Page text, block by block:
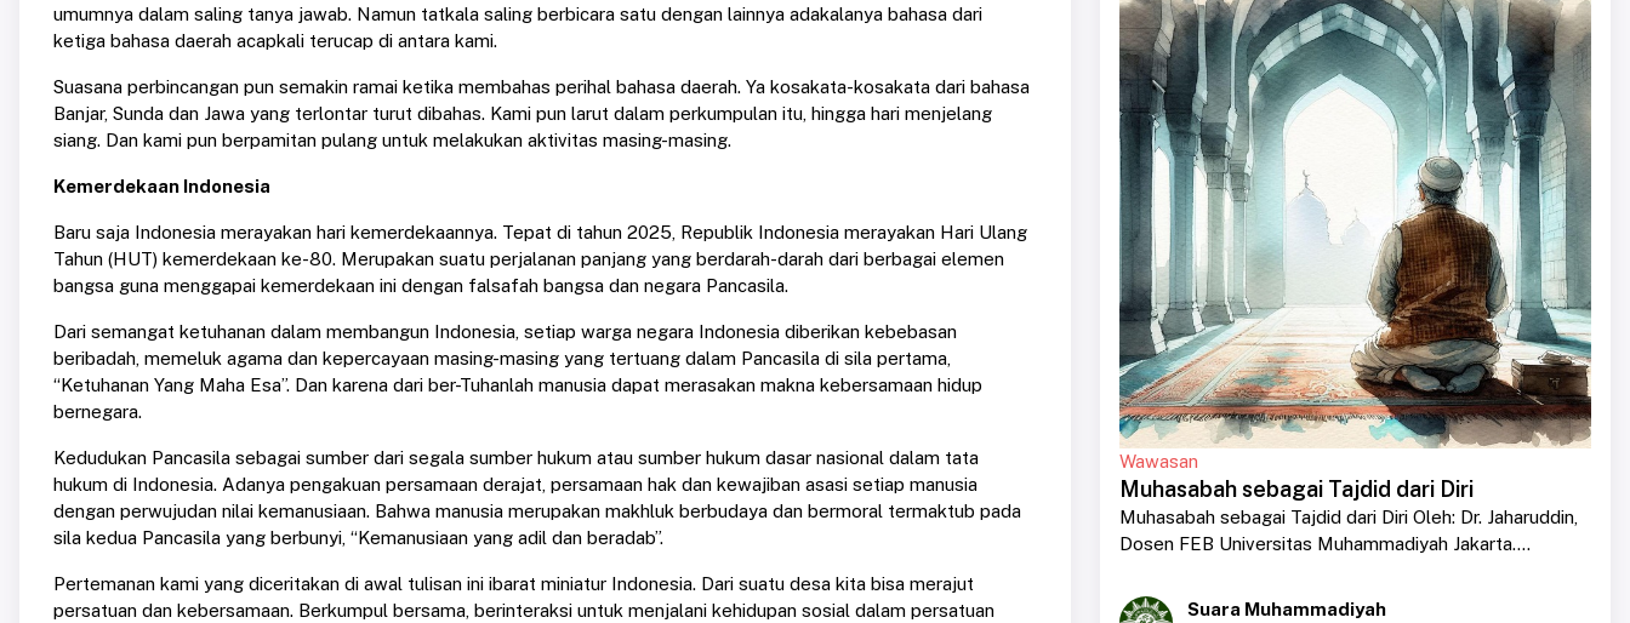
umumnya dalam saling tanya jawab. Namun tatkala saling berbicara satu dengan lainnya adakalanya bahasa dari
ketiga bahasa daerah acapkali terucap di antara kami.
Suasana perbincangan pun semakin ramai ketika membahas perihal bahasa daerah. Ya kosakata-kosakata dari bahasa
Banjar, Sunda dan Jawa yang terlontar turut dibahas. Kami pun larut dalam perkumpulan itu, hingga hari menjelang
siang. Dan kami pun berpamitan pulang untuk melakukan aktivitas masing-masing.
Kemerdekaan Indonesia
Baru saja Indonesia merayakan hari kemerdekaannya. Tepat di tahun 2025, Republik Indonesia merayakan Hari Ulang
Tahun (HUT) kemerdekaan ke-80. Merupakan suatu perjalanan panjang yang berdarah-darah dari berbagai elemen
bangsa guna menggapai kemerdekaan ini dengan falsafah bangsa dan negara Pancasila.
Dari semangat ketuhanan dalam membangun Indonesia, setiap warga negara Indonesia diberikan kebebasan
beribadah, memeluk agama dan kepercayaan masing-masing yang tertuang dalam Pancasila di sila pertama,
“Ketuhanan Yang Maha Esa”. Dan karena dari ber-Tuhanlah manusia dapat merasakan makna kebersamaan hidup
bernegara.
Kedudukan Pancasila sebagai sumber dari segala sumber hukum atau sumber hukum dasar nasional dalam tata
hukum di Indonesia. Adanya pengakuan persamaan derajat, persamaan hak dan kewajiban asasi setiap manusia
dengan perwujudan nilai kemanusiaan. Bahwa manusia merupakan makhluk berbudaya dan bermoral termaktub pada
sila kedua Pancasila yang berbunyi, “Kemanusiaan yang adil dan beradab”.
Pertemanan kami yang diceritakan di awal tulisan ini ibarat miniatur Indonesia. Dari suatu desa kita bisa merajut
persatuan dan kebersamaan. Berkumpul bersama, berinteraksi untuk menjalani kehidupan sosial dalam persatuan
Wawasan
Muhasabah sebagai Tajdid dari Diri
Muhasabah sebagai Tajdid dari Diri Oleh: Dr. Jaharuddin,
Dosen FEB Universitas Muhammadiyah Jakarta....
Suara Muhammadiyah